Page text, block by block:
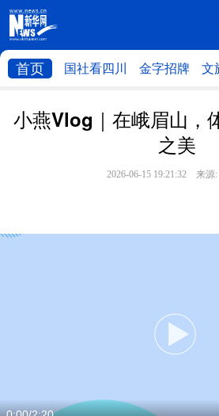
首页 国社看四川 金字招牌 文
小燕Vlog｜在峨眉山，
之美
2026-06-15 19:21:32 来源: